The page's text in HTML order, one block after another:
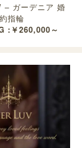
– ガーデニア 婚
約指輪
:￥260,000～